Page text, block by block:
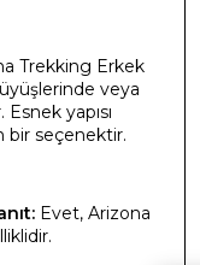
Trekking Erkek
veya
yapısı
bir seçenektir.
Evet, Arizona